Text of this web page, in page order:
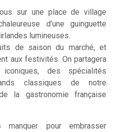
sur une place de village
d’une guinguette
lumineuses.
de saison du marché, et
aux festivités. On partagera
des spécialités
classiques de notre
la gastronomie française
pour embrasser